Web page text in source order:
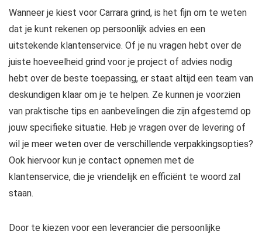
Wanneer je kiest voor Carrara grind, is het fijn om te weten
dat je kunt rekenen op persoonlijk advies en een
uitstekende klantenservice. Of je nu vragen hebt over de
juiste hoeveelheid grind voor je project of advies nodig
hebt over de beste toepassing, er staat altijd een team van
deskundigen klaar om je te helpen. Ze kunnen je voorzien
van praktische tips en aanbevelingen die zijn afgestemd op
jouw specifieke situatie. Heb je vragen over de levering of
wil je meer weten over de verschillende verpakkingsopties?
Ook hiervoor kun je contact opnemen met de
klantenservice, die je vriendelijk en efficiënt te woord zal
staan.
Door te kiezen voor een leverancier die persoonlijke